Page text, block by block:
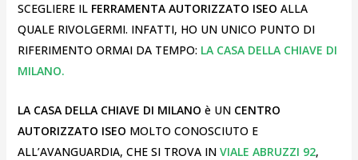
SCEGLIERE IL FERRAMENTA AUTORIZZATO ISEO ALLA
QUALE RIVOLGERMI. INFATTI, HO UN UNICO PUNTO DI
RIFERIMENTO ORMAI DA TEMPO: LA CASA DELLA CHIAVE DI
MILANO.
LA CASA DELLA CHIAVE DI MILANO è UN CENTRO
AUTORIZZATO ISEO MOLTO CONOSCIUTO E
ALL’AVANGUARDIA, CHE SI TROVA IN VIALE ABRUZZI 92,